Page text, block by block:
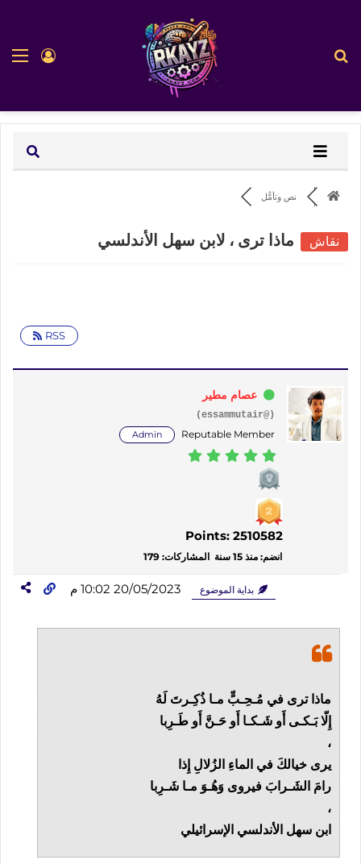
تسجيل
نص وتأمُّل
نقاش ماذا ترى ، لابن سهل الأندلسي
RSS
عصام مطير
(@essammutair)
Reputable Member
Admin
Points: 2510582
انضم: منذ 15 سنة المشاركات: 179
بداية الموضوع 20/05/2023 10:02 م
ماذا ترى في مُـحِـبٍّ مـا ذُكِـرتَ لَهُ
‏إِلّا بَـكـى أَو شَـكـا أَو حَـنَّ أَو طَـرِبا
‏،
‏يرى خيالكَ في الماءِ الزُلالِ إِذا
‏رامَ الشَـرابَ فيروى وَهُـوَ مـا شَـرِبا
‏،
‏ابن سهل الأندلسي الإسرائيلي